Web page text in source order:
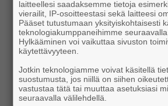
laitteellesi saadaksemme tietoja
vierailit, IP-osoitteestasi sekä laitteesi
Pääset tutustumaan yksityiskohtaisesti
teknologiakumppaneihimme seuraavalla
Hylkääminen voi vaikuttaa sivuston
käytettävyyteen.
Jotkin teknologiamme voivat käsitellä
suostumusta, jos niillä on siihen
vastustaa tätä tai muuttaa asetuksiasi
seuraavalla välilehdellä.